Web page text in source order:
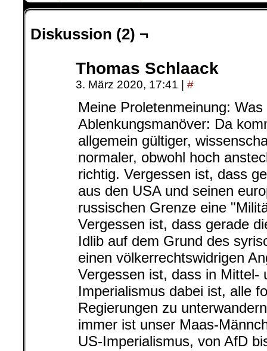
Diskussion (2) ¬
Thomas Schlaack
3. März 2020, 17:41 #
Meine Proletenmeinung:
Ablenkungsmanöver: Da
allgemein gültiger,
normaler, obwohl hoch
richtig. Vergessen ist, dass
aus den USA und seinen
russischen Grenze eine
Vergessen ist, dass gerade
Idlib auf dem Grund des
einen völkerrechtswidrigen
Vergessen ist, dass in Mittel-
Imperialismus dabei ist, alle
Regierungen zu
immer ist unser Maas-
US-Imperialismus, von AfD